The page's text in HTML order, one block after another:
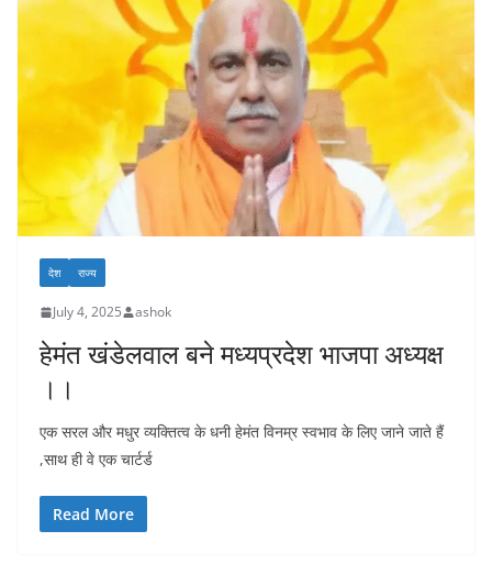
देश राज्य
July 4, 2025 ashok
हेमंत खंडेलवाल बने मध्यप्रदेश भाजपा अध्यक्ष
।।
एक सरल और मधुर व्यक्तित्व के धनी हेमंत विनम्र स्वभाव के लिए जाने जाते हैं
,साथ ही वे एक चार्टर्ड
Read More